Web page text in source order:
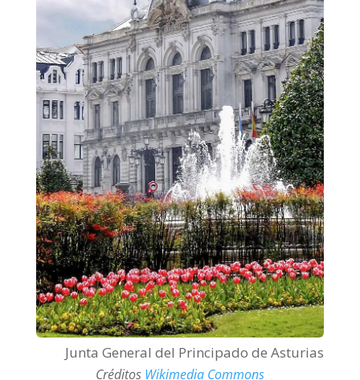
Junta General del Principado de Asturias
Créditos Wikimedia Commons